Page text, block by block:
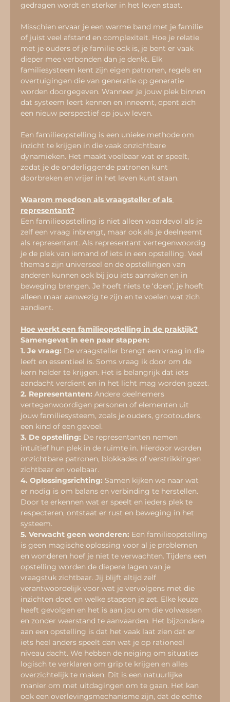
gedragen wordt en sterker in het leven staat.
Misschien ervaar je een warme band met je familie
of juist veel afstand en complexiteit. Hoe je relatie
met je ouders of je familie ook is, je bent er vaak
dieper mee verbonden dan je denkt. Elk
familiesysteem kent zijn eigen patronen, regels en
overtuigingen die van generatie op generatie
worden doorgegeven. Wanneer je jouw plek binnen
dat systeem leert kennen en inneemt, opent zich
een nieuw perspectief op jouw leven.
Een familieopstelling is een unieke methode om
inzicht te krijgen in die vaak onzichtbare
dynamieken. Het maakt voelbaar wat er speelt,
zodat je de onderliggende patronen kunt
doorbreken en vrijer in het leven kunt staan.
Waarom meedoen als vraagsteller of als
representant?
Een familieopstelling is niet alleen waardevol als je
zelf een vraag inbrengt, maar ook als je deelneemt
als representant. Als representant vertegenwoordig
je de plek van iemand of iets in een opstelling. Veel
thema’s zijn universeel en de opstellingen van
anderen kunnen ook bij jou iets aanraken en in
beweging brengen. Je hoeft niets te ‘doen’, je hoeft
alleen maar aanwezig te zijn en te voelen wat zich
aandient.
Hoe werkt een familieopstelling in de praktijk?
Samengevat in een paar stappen:
1. Je vraag: De vraagsteller brengt een vraag in die
leeft en essentieel is. Soms vraag ik door om de
kern helder te krijgen. Het is belangrijk dat iets
aandacht verdient en in het licht mag worden gezet.
2. Representanten: Andere deelnemers
vertegenwoordigen personen of elementen uit
jouw familiesysteem, zoals je ouders, grootouders,
een kind of een gevoel.
3. De opstelling: De representanten nemen
intuïtief hun plek in de ruimte in. Hierdoor worden
onzichtbare patronen, blokkades of verstrikkingen
zichtbaar en voelbaar.
4. Oplossingsrichting: Samen kijken we naar wat
er nodig is om balans en verbinding te herstellen.
Door te erkennen wat er speelt en ieders plek te
respecteren, ontstaat er rust en beweging in het
systeem.
5. Verwacht geen wonderen: Een familieopstelling
is geen magische oplossing voor al je problemen
en wonderen hoef je niet te verwachten. Tijdens een
opstelling worden de diepere lagen van je
vraagstuk zichtbaar. Jij blijft altijd zelf
verantwoordelijk voor wat je vervolgens met die
inzichten doet en welke stappen je zet. Elke keuze
heeft gevolgen en het is aan jou om die volwassen
en zonder weerstand te aanvaarden. Het bijzondere
aan een opstelling is dat het vaak laat zien dat er
iets heel anders speelt dan wat je op rationeel
niveau dacht. We hebben de neiging om situaties
logisch te verklaren om grip te krijgen en alles
overzichtelijk te maken. Dit is een natuurlijke
manier om met uitdagingen om te gaan. Het kan
ook een overlevingsmechanisme zijn, dat de echte